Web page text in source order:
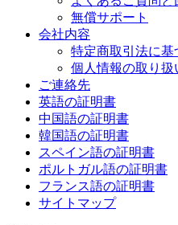
無償サポート
会社内容
特定商取引法に基
個人情報の取り扱
ご連絡先
英語の証明書
中国語の証明書
韓国語の証明書
スペイン語の証明書
ポルトガル語の証明書
フランス語の証明書
サイトマップ